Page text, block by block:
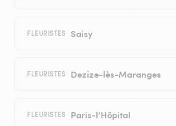
FLEURISTES Saisy
FLEURISTES Dezize-lès-Maranges
FLEURISTES Paris-l’Hôpital